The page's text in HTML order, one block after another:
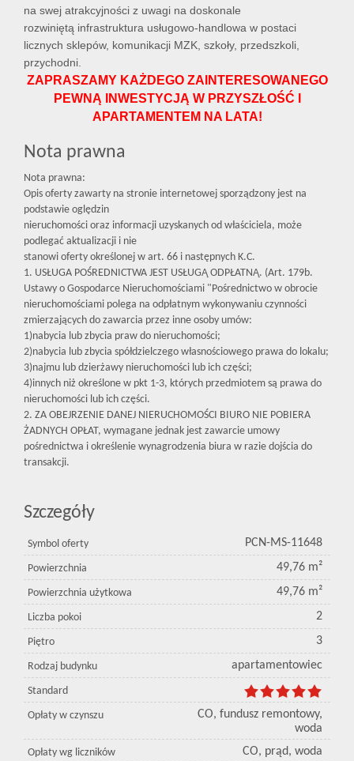
na swej atrakcyjności z uwagi na doskonale
rozwiniętą infrastruktura usługowo-handlowa w postaci
licznych sklepów, komunikacji MZK, szkoły, przedszkoli,
przychodni.
ZAPRASZAMY KAŻDEGO ZAINTERESOWANEGO
PEWNĄ INWESTYCJĄ W PRZYSZŁOŚĆ I
APARTAMENTEM NA LATA!
Nota prawna
Nota prawna:
Opis oferty zawarty na stronie internetowej sporządzony jest na
podstawie oględzin
nieruchomości oraz informacji uzyskanych od właściciela, może
podlegać aktualizacji i nie
stanowi oferty określonej w art. 66 i następnych K.C.
1. USŁUGA POŚREDNICTWA JEST USŁUGĄ ODPŁATNĄ. (Art. 179b.
Ustawy o Gospodarce Nieruchomościami "Pośrednictwo w obrocie
nieruchomościami polega na odpłatnym wykonywaniu czynności
zmierzających do zawarcia przez inne osoby umów:
1)nabycia lub zbycia praw do nieruchomości;
2)nabycia lub zbycia spółdzielczego własnościowego prawa do lokalu;
3)najmu lub dzierżawy nieruchomości lub ich części;
4)innych niż określone w pkt 1-3, których przedmiotem są prawa do
nieruchomości lub ich części.
2. ZA OBEJRZENIE DANEJ NIERUCHOMOŚCI BIURO NIE POBIERA
ŻADNYCH OPŁAT, wymagane jednak jest zawarcie umowy
pośrednictwa i określenie wynagrodzenia biura w razie dojścia do
transakcji.
Szczegóły
Symbol oferty PCN-MS-11648
Powierzchnia 49,76 m²
Powierzchnia użytkowa 49,76 m²
Liczba pokoi 2
Piętro 3
Rodzaj budynku apartamentowiec
Standard
Opłaty w czynszu
CO, fundusz remontowy,
woda
Opłaty wg liczników CO, prąd, woda